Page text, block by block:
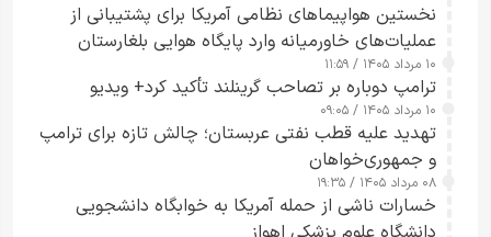
نخستین هواپیماهای نظامی آمریکا برای پشتیبانی از
عملیات‌های خاورمیانه وارد پایگاه هوایی بلغارستان
شدند
۱۰ مرداد ۱۴۰۵ / ۱۱:۵۹
ترامپ دوباره بر تصاحب گرینلند تأکید کرد+ ویدیو
۱۰ مرداد ۱۴۰۵ / ۰۹:۰۵
تهدید علیه قطب نفتی عربستان؛ چالش تازه برای ترامپ
و جمهوری‌خواهان
۰۸ مرداد ۱۴۰۵ / ۱۹:۳۵
خسارات ناشی از حمله آمریکا به خوابگاه دانشجویی